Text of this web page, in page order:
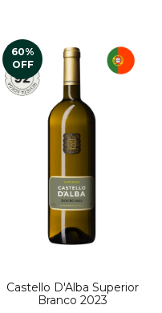
60%
OFF
Castello D'Alba Superior
Branco 2023